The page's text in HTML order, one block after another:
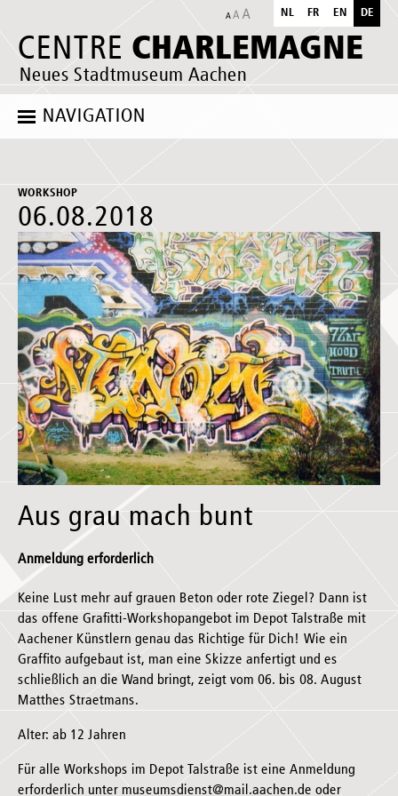
CENTRE CHARLEMAGNE
Neues Stadtmuseum Aachen
NL FR EN DE
NAVIGATION
WORKSHOP
06.08.2018
Aus grau mach bunt
Anmeldung erforderlich
Keine Lust mehr auf grauen Beton oder rote Ziegel? Dann ist
das offene Grafitti-Workshopangebot im Depot Talstraße mit
Aachener Künstlern genau das Richtige für Dich! Wie ein
Graffito aufgebaut ist, man eine Skizze anfertigt und es
schließlich an die Wand bringt, zeigt vom 06. bis 08. August
Matthes Straetmans.
Alter: ab 12 Jahren
Für alle Workshops im Depot Talstraße ist eine Anmeldung
erforderlich unter museumsdienst@mail.aachen.de oder